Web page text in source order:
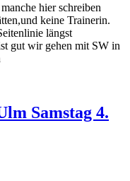
hier schreiben
keine Trainerin.
längst
gut wir gehen mit SW in
Samstag 4.